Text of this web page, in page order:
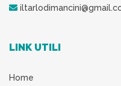
LINK UTILI
Home